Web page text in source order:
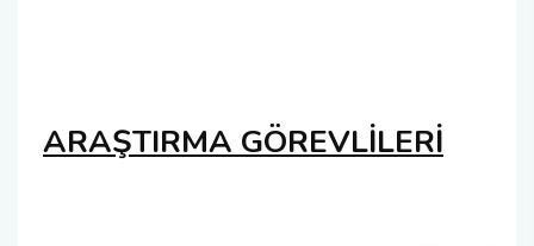
ARAŞTIRMA GÖREVLİLERİ